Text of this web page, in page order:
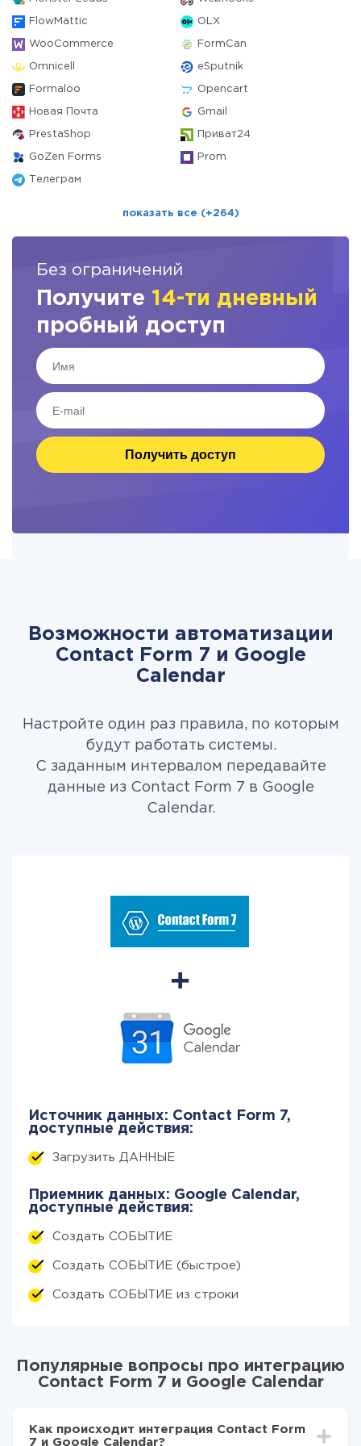
FlowMattic OLX
WooCommerce FormCan
Omnicell eSputnik
Formaloo Opencart
Новая Почта Gmail
PrestaShop Приват24
GoZen Forms Prom
Телеграм
показать все (+264)
Без ограничений
Получите 14-ти дневный
пробный доступ
Получить доступ
Возможности автоматизации
Contact Form 7 и Google
Calendar
Настройте один раз правила, по которым
будут работать системы.
С заданным интервалом передавайте
данные из Contact Form 7 в Google
Calendar.
Источник данных: Contact Form 7,
доступные действия:
Загрузить ДАННЫЕ
Приемник данных: Google Calendar,
доступные действия:
Создать СОБЫТИЕ
Создать СОБЫТИЕ (быстрое)
Создать СОБЫТИЕ из строки
Популярные вопросы про интеграцию
Contact Form 7 и Google Calendar
Как происходит интеграция Contact Form
7 и Google Calendar?